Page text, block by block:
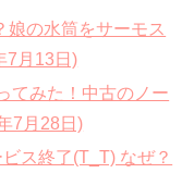
娘の水筒をサーモス
7月13日)
てみた！中古のノー
7月28日)
ス終了(T_T) なぜ？